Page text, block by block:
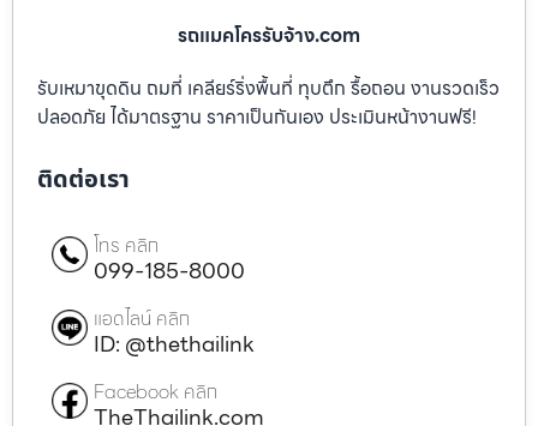
รถแมคโครรับจ้าง.com
รับเหมาขุดดิน ถมที่ เคลียร์ริ่งพื้นที่ ทุบตึก รื้อถอน งานรวดเร็ว
ปลอดภัย ได้มาตรฐาน ราคาเป็นกันเอง ประเมินหน้างานฟรี!
ติดต่อเรา
โทร คลิก
099-185-8000
แอดไลน์ คลิก
ID: @thethailink
Facebook คลิก
TheThailink.com